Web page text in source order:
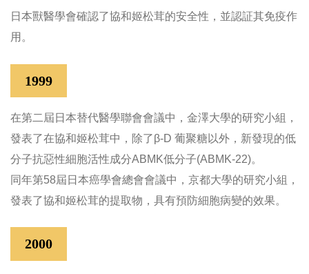
日本獸醫學會確認了協和姬松茸的安全性，並認証其免疫作
用。
1999
在第二屆日本替代醫學聯會會議中，金澤大學的研究小組，
發表了在協和姬松茸中，除了β-D 葡聚糖以外，新發現的低
分子抗惡性細胞活性成分ABMK低分子(ABMK-22)。
同年第58屆日本癌學會總會會議中，京都大學的研究小組，
發表了協和姬松茸的提取物，具有預防細胞病變的效果。
2000